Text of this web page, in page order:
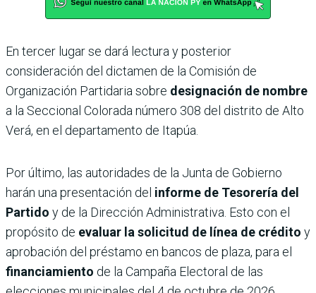
En tercer lugar se dará lectura y posterior
consideración del dictamen de la Comisión de
Organización Partidaria sobre designación de nombre
a la Seccional Colorada número 308 del distrito de Alto
Verá, en el departamento de Itapúa.
Por último, las autoridades de la Junta de Gobierno
harán una presentación del informe de Tesorería del
Partido y de la Dirección Administrativa. Esto con el
propósito de evaluar la solicitud de línea de crédito y
aprobación del préstamo en bancos de plaza, para el
financiamiento de la Campaña Electoral de las